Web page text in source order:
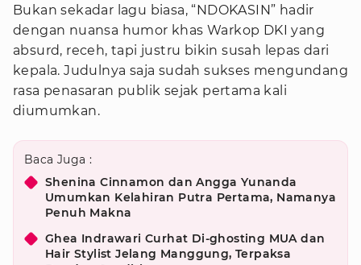
Bukan sekadar lagu biasa, “NDOKASIN” hadir
dengan nuansa humor khas Warkop DKI yang
absurd, receh, tapi justru bikin susah lepas dari
kepala. Judulnya saja sudah sukses mengundang
rasa penasaran publik sejak pertama kali
diumumkan.
Baca Juga :
Shenina Cinnamon dan Angga Yunanda
Umumkan Kelahiran Putra Pertama, Namanya
Penuh Makna
Ghea Indrawari Curhat Di-ghosting MUA dan
Hair Stylist Jelang Manggung, Terpaksa